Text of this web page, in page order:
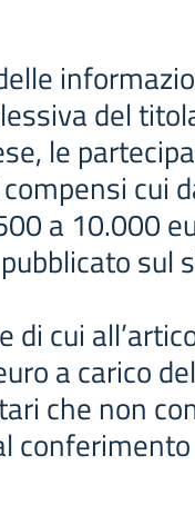
del
le
cui
a 10.000
sul
cui
a carico
che non